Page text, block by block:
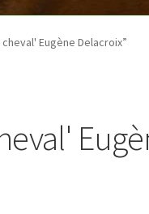
Commande Contact
Eugène Delacroix”